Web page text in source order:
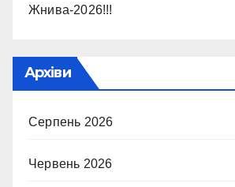
Жнива-2026!!!
Архіви
Серпень 2026
Червень 2026